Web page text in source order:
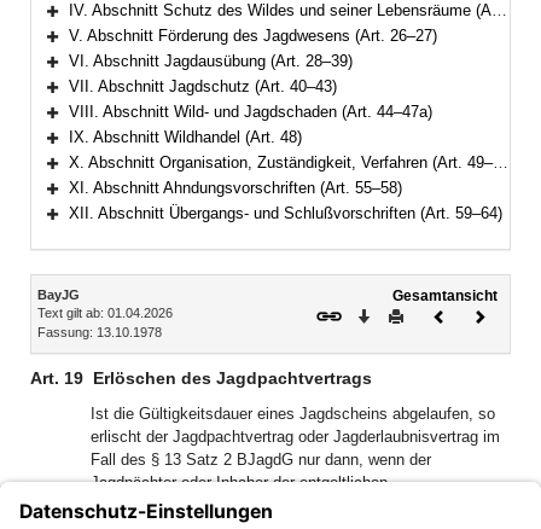
Bereich erweitern
IV. Abschnitt Schutz des Wildes und seiner Lebensräume (Art. 21–25)
Bereich erweitern
V. Abschnitt Förderung des Jagdwesens (Art. 26–27)
Bereich erweitern
VI. Abschnitt Jagdausübung (Art. 28–39)
Bereich erweitern
VII. Abschnitt Jagdschutz (Art. 40–43)
Bereich erweitern
VIII. Abschnitt Wild- und Jagdschaden (Art. 44–47a)
Bereich erweitern
IX. Abschnitt Wildhandel (Art. 48)
Bereich erweitern
X. Abschnitt Organisation, Zuständigkeit, Verfahren (Art. 49–54)
Bereich erweitern
XI. Abschnitt Ahndungsvorschriften (Art. 55–58)
XII. Abschnitt Übergangs- und Schlußvorschriften (Art. 59–64)
Inhalt
BayJG
Text gilt ab: 01.04.2026
Fassung: 13.10.1978
Gesamtansicht
Download
DruckenVorheriges
Art. 19 Erlöschen des Jagdpachtvertrags
Ist die Gültigkeitsdauer eines Jagdscheins abgelaufen, so
erlischt der Jagdpachtvertrag oder Jagderlaubnisvertrag im
Fall des § 13 Satz 2 BJagdG nur dann, wenn der
Jagdpächter oder Inhaber der entgeltlichen
Dauerjagderlaubnis innerhalb einer von der Jagdbehörde